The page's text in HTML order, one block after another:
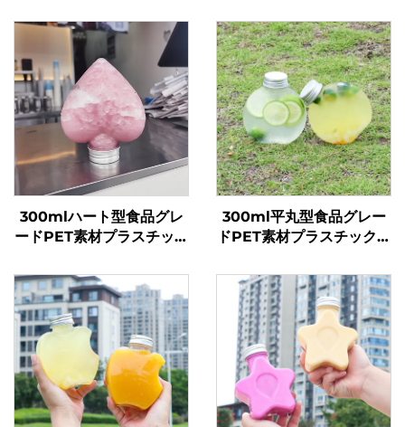
300mlハート型食品グレ
ードPET素材プラスチック
ンク用ホットセール
300ml平丸型食品グレー
ドPET素材プラスチック包
ティー用